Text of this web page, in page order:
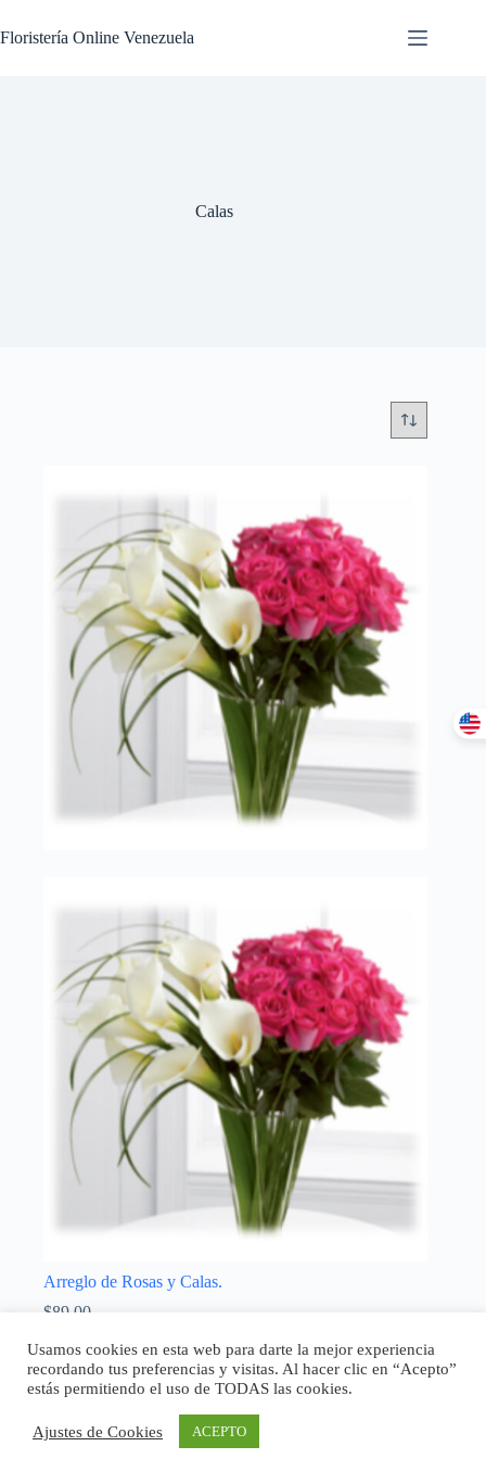
Floristería Online Venezuela
Calas
Arreglo de Rosas y Calas.
$89,00
Enamorados,Madres
Añadir al carrito
Usamos cookies en esta web para darte la mejor experiencia
recordando tus preferencias y visitas. Al hacer clic en “Acepto”
estás permitiendo el uso de TODAS las cookies.
Ajustes de Cookies ACEPTO